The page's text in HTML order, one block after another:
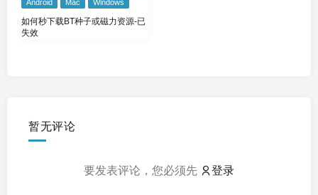
Android Mac Windows
如何秒下载BT种子或磁力资源-已
失效
暂无评论
要发表评论，您必须先 登录